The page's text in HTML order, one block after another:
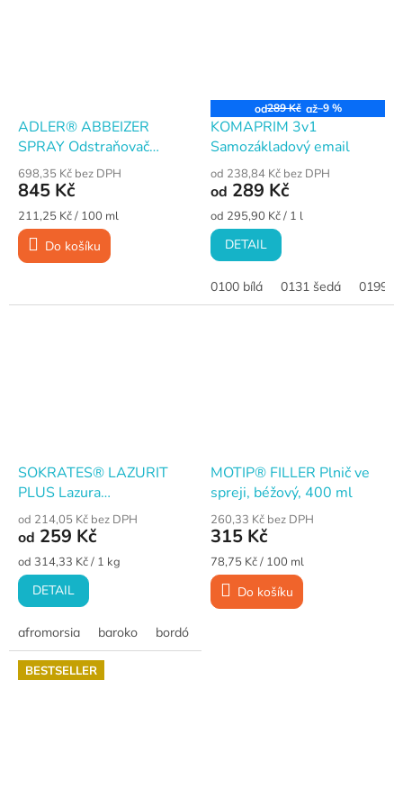
ADLER® ABBEIZER
SPRAY Odstraňovač
nátěrů univerzální, 400 ml
698,35 Kč bez DPH
845 Kč
Měrná
cena:
211,25 Kč / 100 ml
Do košíku
od289 Kč až–9 %
KOMAPRIM 3v1
Samozákladový email
od 238,84 Kč bez DPH
od 289 Kč
Měrná
cena:
od 295,90 Kč / 1 l
DETAIL
0100 bílá 0131 šedá 0199
SOKRATES® LAZURIT
PLUS Lazura
středněvrstvá, na dřevo
od 214,05 Kč bez DPH
od 259 Kč
Měrná
cena:
od 314,33 Kč / 1 kg
DETAIL
afromorsia baroko bordó
MOTIP® FILLER Plnič ve
spreji, béžový, 400 ml
260,33 Kč bez DPH
315 Kč
Měrná
cena:
78,75 Kč / 100 ml
Do košíku
BESTSELLER